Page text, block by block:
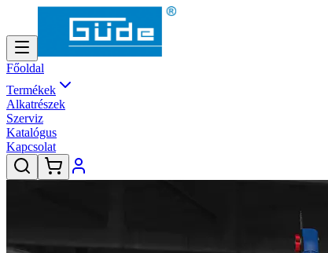
Főoldal
Termékek
Alkatrészek
Szerviz
Katalógus
Kapcsolat